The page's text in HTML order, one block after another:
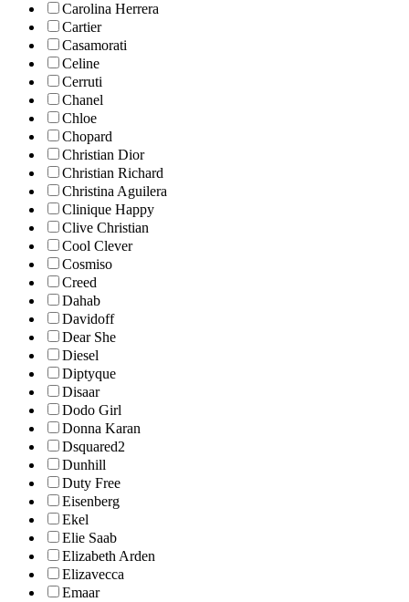
Carolina Herrera
Cartier
Casamorati
Celine
Cerruti
Chanel
Chloe
Chopard
Christian Dior
Christian Richard
Christina Aguilera
Clinique Happy
Clive Christian
Cool Clever
Cosmiso
Creed
Dahab
Davidoff
Dear She
Diesel
Diptyque
Disaar
Dodo Girl
Donna Karan
Dsquared2
Dunhill
Duty Free
Eisenberg
Ekel
Elie Saab
Elizabeth Arden
Elizavecca
Emaar